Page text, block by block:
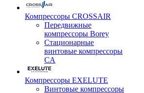
Компрессоры CROSSAIR
Передвижные
компрессоры Borey
Стационарные
винтовые компрессоры
CA
Компрессоры EXELUTE
Винтовые компрессоры